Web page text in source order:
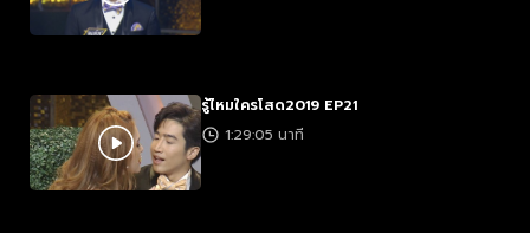
รู้ไหมใครโสด2019 EP21
1:29:05 นาที